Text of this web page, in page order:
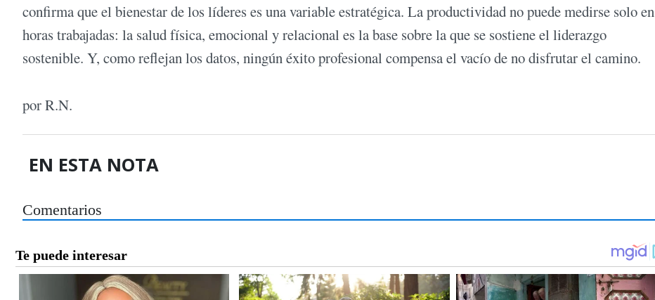
confirma que el bienestar de los líderes es una variable estratégica. La productividad no puede medirse solo en
horas trabajadas: la salud física, emocional y relacional es la base sobre la que se sostiene el liderazgo
sostenible. Y, como reflejan los datos, ningún éxito profesional compensa el vacío de no disfrutar el camino.
por R.N.
EN ESTA NOTA
Comentarios